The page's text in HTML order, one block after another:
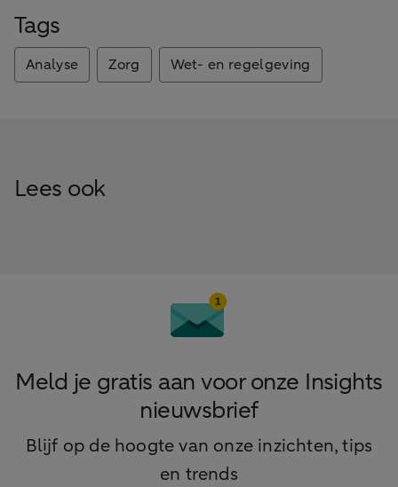
Tags
Analyse Zorg Wet- en regelgeving
Lees ook
Meld je gratis aan voor onze Insights
nieuwsbrief
Blijf op de hoogte van onze inzichten, tips
en trends